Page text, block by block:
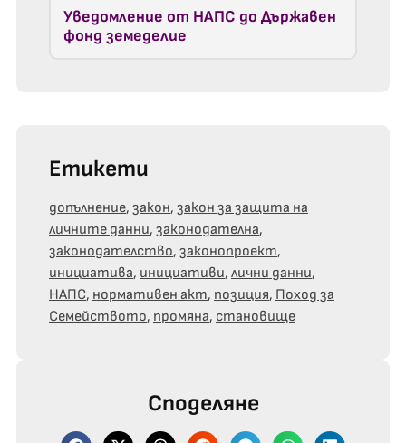
Уведомление от НАПС до Държавен
фонд земеделие
Етикети
допълнение, закон, закон за защита на
личните данни, законодателна,
законодателство, законопроект,
инициатива, инициативи, лични данни,
НАПС, нормативен акт, позиция, Поход за
Семейството, промяна, становище
Споделяне